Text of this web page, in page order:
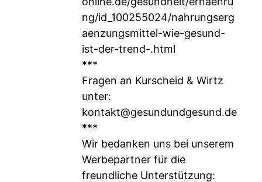
ng/id_100255024/nahrungserg
aenzungsmittel-wie-gesund-
ist-der-trend-.html
***
Fragen an Kurscheid & Wirtz
unter:
kontakt@gesundundgesund.de
***
Wir bedanken uns bei unserem
Werbepartner für die
freundliche Unterstützung: